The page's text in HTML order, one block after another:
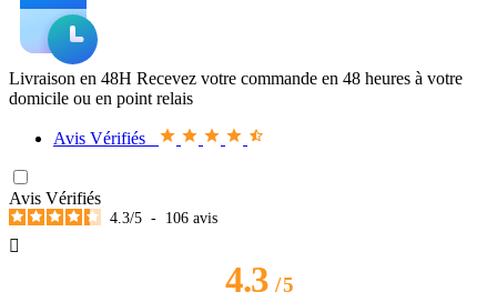
Livraison en 48H Recevez votre commande en 48 heures à votre
domicile ou en point relais
Avis Vérifiés
Avis Vérifiés
4.3/5 - 106 avis

4.3/5